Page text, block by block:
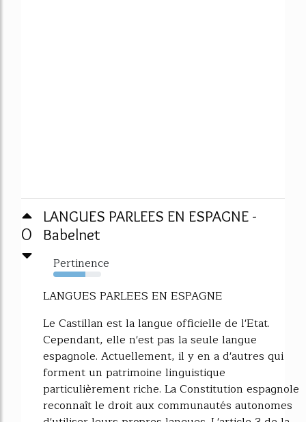
0
LANGUES PARLEES EN ESPAGNE -
Babelnet
Pertinence
67%
LANGUES PARLEES EN ESPAGNE
Le Castillan est la langue officielle de l'Etat.
Cependant, elle n'est pas la seule langue
espagnole. Actuellement, il y en a d'autres qui
forment un patrimoine linguistique
particulièrement riche. La Constitution espagnole
reconnaît le droit aux communautés autonomes